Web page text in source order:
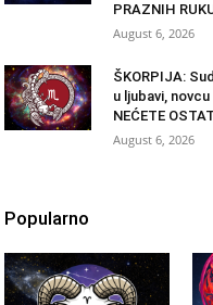
PRAZNIH
August 6, 2026
ŠKORPIJA:
u ljubavi,
NEĆETE
August 6, 2026
Popularno